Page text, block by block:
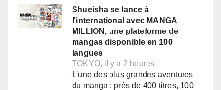
Shueisha se lance à
l'international avec MANGA
MILLION, une plateforme de
mangas disponible en 100
langues
TOKYO, il y a 2 heures
L'une des plus grandes aventures
du manga : près de 400 titres, 100